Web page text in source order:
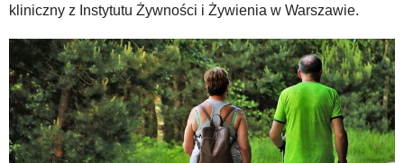
kliniczny z Instytutu Żywności i Żywienia w Warszawie.